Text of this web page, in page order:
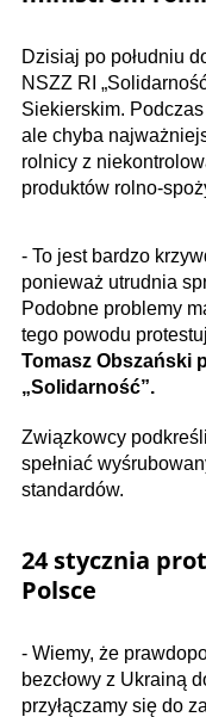
Dzisiaj po południu
NSZZ RI
Siekierskim.
ale chyba
rolnicy z
produktów rolno-
- To jest bardzo
ponieważ utrudnia
Podobne problemy
tego powodu
Tomasz Obszański
„Solidarność”.
Związkowcy
spełniać
standardów.
24 stycznia
Polsce
- Wiemy, że
bezcłowy z Ukrainą
przyłączamy się do